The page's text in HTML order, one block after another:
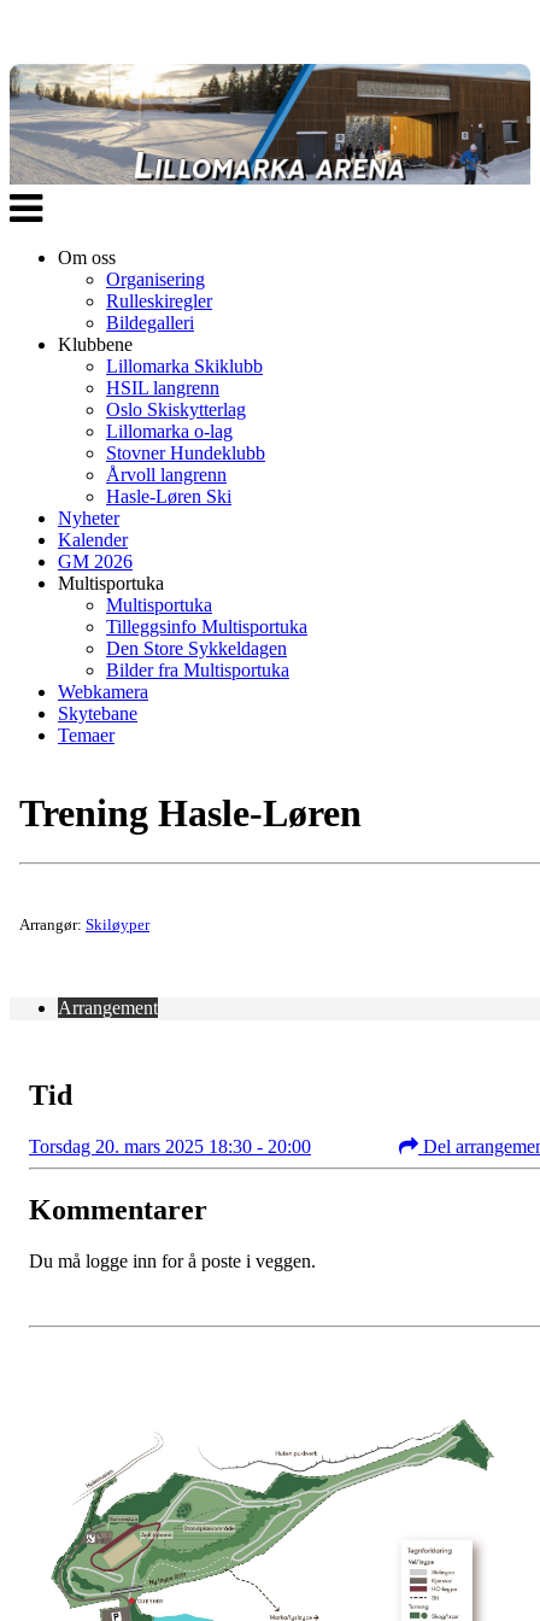
Veksle
navigasjon
Om oss
Organisering
Rulleskiregler
Bildegalleri
Klubbene
Lillomarka Skiklubb
HSIL langrenn
Oslo Skiskytterlag
Lillomarka o-lag
Stovner Hundeklubb
Årvoll langrenn
Hasle-Løren Ski
Nyheter
Kalender
GM 2026
Multisportuka
Multisportuka
Tilleggsinfo Multisportuka
Den Store Sykkeldagen
Bilder fra Multisportuka
Webkamera
Skytebane
Temaer
Trening Hasle-Løren
Arrangør: Skiløyper
Arrangement
Tid
Torsdag 20. mars 2025 18:30 - 20:00 Del
Kommentarer
Du må logge inn for å poste i veggen.